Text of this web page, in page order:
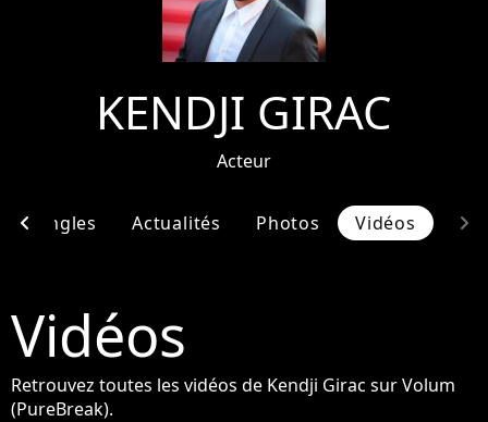
KENDJI GIRAC
Acteur
& Singles Actualités Photos Vidéos
chevron_left chevron_right
Vidéos
Retrouvez toutes les vidéos de Kendji Girac sur Volum
(PureBreak).